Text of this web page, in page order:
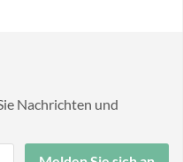
Nachrichten und